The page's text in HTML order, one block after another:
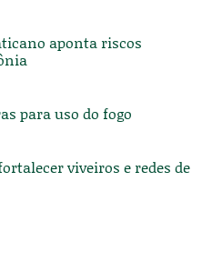
aponta riscos
para uso do fogo
viveiros e redes de